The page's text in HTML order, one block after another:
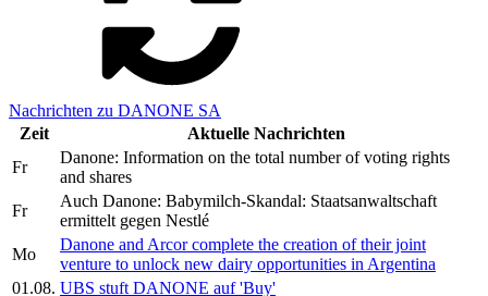
Nachrichten zu DANONE SA
Zeit
Aktuelle Nachrichten
Fr
Danone: Information on the total number of voting rights
and shares
Fr
Auch Danone: Babymilch-Skandal: Staatsanwaltschaft
ermittelt gegen Nestlé
Mo
Danone and Arcor complete the creation of their joint
venture to unlock new dairy opportunities in Argentina
01.08. UBS stuft DANONE auf 'Buy'